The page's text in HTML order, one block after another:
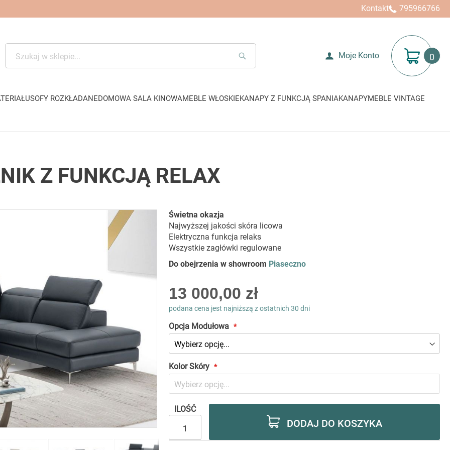
Kontakt 795966766
SEARCH
Moje Konto Mój koszyk
SOFY ROZKŁADANEDOMOWA SALA KINOWAMEBLE WŁOSKIEKANAPY Z FUNKCJĄ SPANIAKANAPYMEBLE VINTAGE
Z FUNKCJĄ RELAX
Świetna okazja
Najwyższej jakości skóra licowa
Elektryczna funkcja relaks
Wszystkie zagłówki regulowane
Do obejrzenia w showroom Piaseczno
As
low
as
13 000,00 zł
podana cena jest najniższą z ostatnich 30 dni
Opcja Modułowa
Kolor Skóry
ILOŚĆ
DODAJ DO KOSZYKA